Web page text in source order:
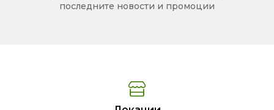
последните новости и промоции